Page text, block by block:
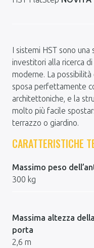
I sistemi HST sono
investitori alla ricerca
moderne. La
sposa perfettamente
architettoniche, e la
molto più facile
terrazzo o giardino.
CARATTERISTICHE
Massimo peso
300 kg
Massima altezza della
porta
2,6 m